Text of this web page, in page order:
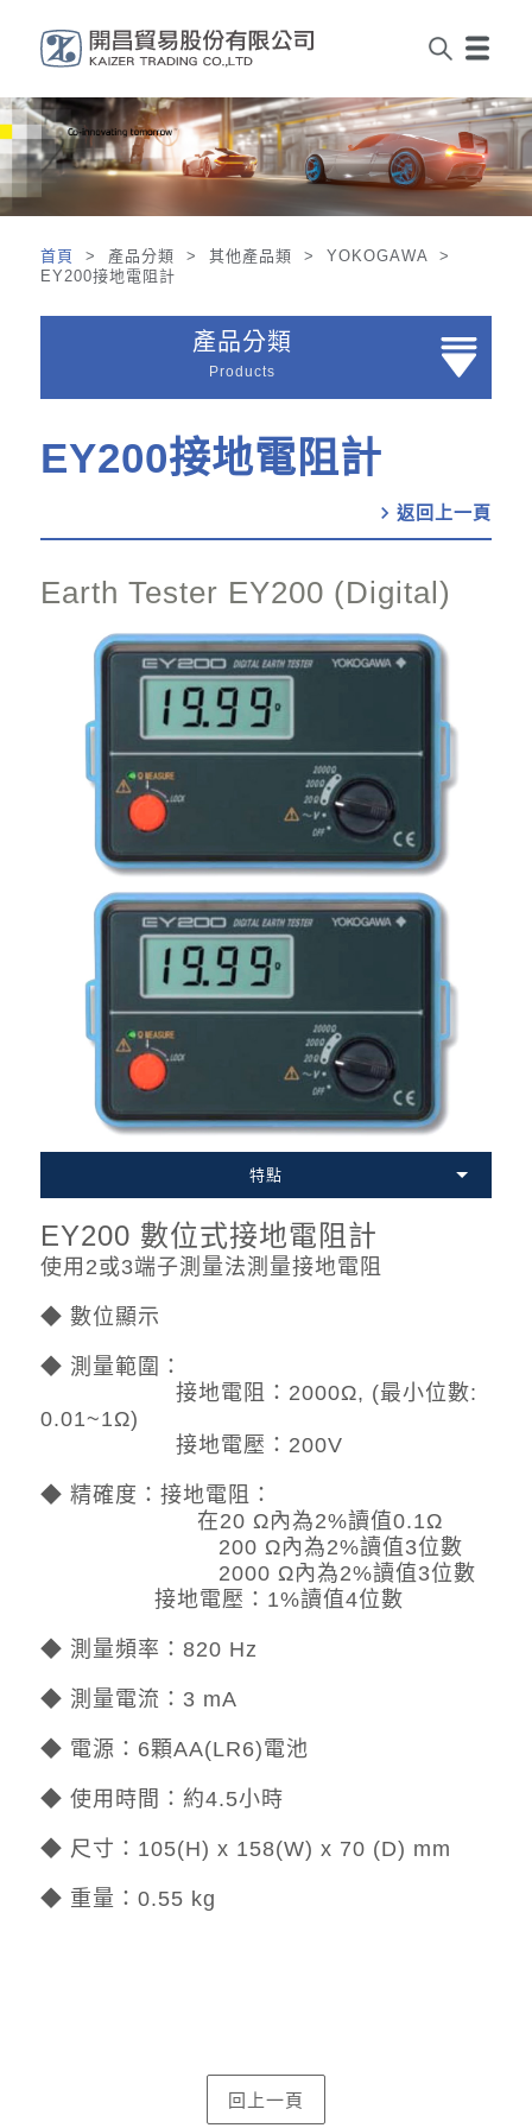
首頁
> 產品分類 > 其他產品類 > YOKOGAWA >
EY200接地電阻計
產品分類
Products
EY200接地電阻計
chevron_right
Earth Tester EY200 (Digital)
特點
EY200 數位式接地電阻計
使用2或3端子測量法測量接地電阻
◆ 數位顯示
◆ 測量範圍：
接地電阻：2000Ω, (最小位數:
0.01~1Ω)
接地電壓：200V
◆ 精確度：接地電阻：
在20 Ω內為2%讀值0.1Ω
200 Ω內為2%讀值3位數
2000 Ω內為2%讀值3位數
接地電壓：1%讀值4位數
◆ 測量頻率：820 Hz
◆ 測量電流：3 mA
◆ 電源：6顆AA(LR6)電池
◆ 使用時間：約4.5小時
◆ 尺寸：105(H) x 158(W) x 70 (D) mm
◆ 重量：0.55 kg